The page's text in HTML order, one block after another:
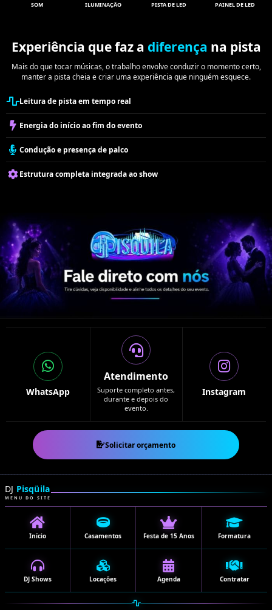
SOM ILUMINAÇÃO PISTA DE LED PAINEL DE LED
Experiência que faz a diferença na pista
Mais do que tocar músicas, o trabalho envolve conduzir o momento certo,
manter a pista cheia e criar uma experiência que ninguém esquece.
Leitura de pista em tempo real
Energia do início ao fim do evento
Condução e presença de palco
Estrutura completa integrada ao show
WhatsApp
Atendimento
Suporte completo antes,
durante e depois do
evento.
Instagram
Solicitar orçamento
DJ Pisqüila
MENU DO SITE
Início Casamentos Festa de 15 Anos Formatura
DJ Shows Locações Agenda Contratar